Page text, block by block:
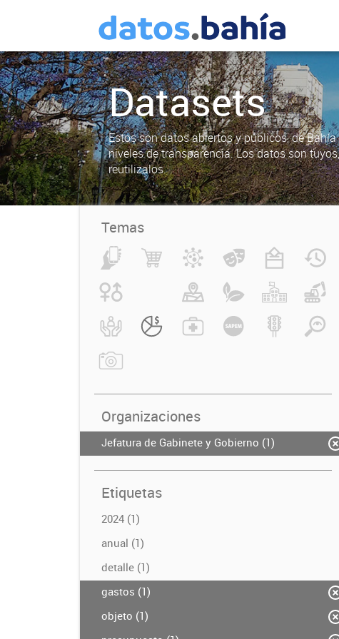
Datasets
Estos son datos abiertos y públicos, de
niveles de transparencia. Los datos son
reutilizalos.
Temas
Organizaciones
Jefatura de Gabinete y Gobierno (1)
Etiquetas
2024 (1)
anual (1)
detalle (1)
gastos (1)
objeto (1)